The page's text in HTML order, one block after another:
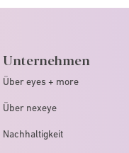
Unternehmen
Über eyes + more
Über nexeye
Nachhaltigkeit